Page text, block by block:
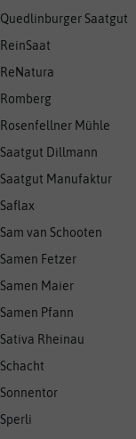
Quedlinburger Saatgut
ReinSaat
ReNatura
Romberg
Rosenfellner Mühle
Saatgut Dillmann
Saatgut Manufaktur
Saflax
Sam van Schooten
Samen Fetzer
Samen Maier
Samen Pfann
Sativa Rheinau
Schacht
Sonnentor
Sperli